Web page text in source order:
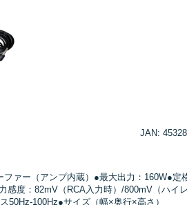
JAN:
ァー（アンプ内蔵）●最大出力：160W●定
感度：82mV（RCA入力時）/800mV（ハイ
50Hz-100Hz●サイズ（幅×奥行×高さ）